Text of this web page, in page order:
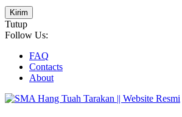
Tutup
Follow Us:
FAQ
Contacts
About